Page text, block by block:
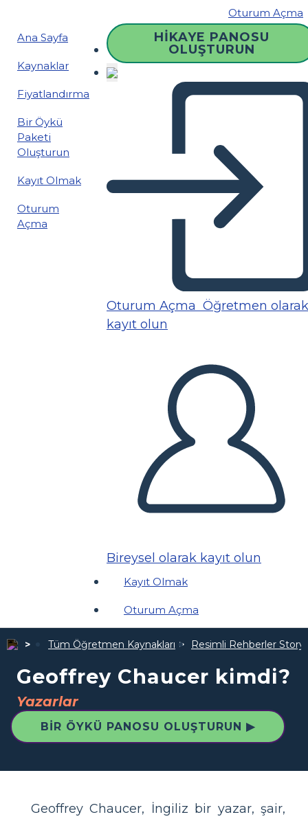
Oturum Açma
Ana Sayfa
Kaynaklar
Fiyatlandırma
Bir Öykü
Paketi
Oluşturun
Kayıt Olmak
Oturum
Açma
HIKAYE PANOSU
OLUŞTURUN
Oturum Açma Öğretmen olarak
kayıt olun
Bireysel olarak kayıt olun
Kayıt Olmak
Oturum Açma
Tüm Öğretmen Kaynakları Resimli Rehberler
Geoffrey Chaucer kimdi?
Yazarlar
BIR ÖYKÜ PANOSU OLUŞTURUN ▶
Geoffrey Chaucer, İngiliz bir yazar, şair,